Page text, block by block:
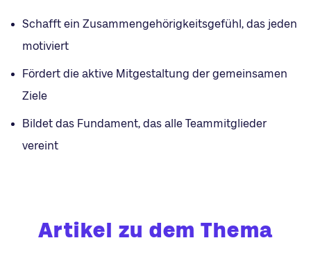
Schafft ein Zusammengehörigkeitsgefühl, das jeden
motiviert
Fördert die aktive Mitgestaltung der gemeinsamen
Ziele
Bildet das Fundament, das alle Teammitglieder
vereint
Artikel zu dem Thema